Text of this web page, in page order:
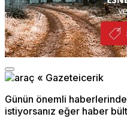
Günün önemli
istiyorsanız eğer haber